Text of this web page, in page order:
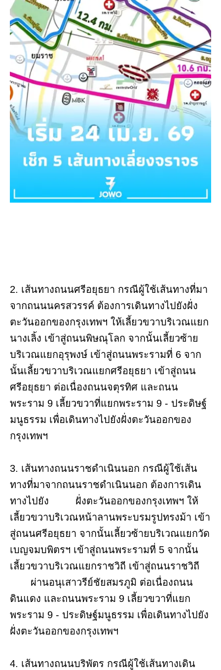
2. เส้นทางถนนศรีอยุธยา กรณีผู้ใช้เส้นทางที่มา
จากถนนนครสวรรค์ ต้องการเดินทางไปยังฝั่ง
ตะวันออกของกรุงเทพฯ ให้เลี้ยวขวาบริเวณแยก
นางเลิ้ง เข้าสู่ถนนพิษณุโลก จากนั้นเลี้ยวซ้าย
บริเวณแยกอุรุพงษ์ เข้าสู่ถนนพระรามที่ 6 จาก
นั้นเลี้ยวขวาบริเวณแยกศรีอยุธยา เข้าสู่ถนน
ศรีอยุธยา ต่อเนื่องถนนจตุรทิศ และถนน
พระราม 9 เลี้ยวขวาที่แยกพระราม 9 - ประดิษฐ์
มนูธรรม เพื่อเดินทางไปยังฝั่งตะวันออกของ
กรุงเทพฯ
3. เส้นทางถนนราชดำเนินนอก กรณีผู้ใช้เส้น
ทางที่มาจากถนนราชดำเนินนอก ต้องการเดิน
ทางไปยัง ฝั่งตะวันออกของกรุงเทพฯ ให้
เลี้ยวขวาบริเวณหน้าลานพระบรมรูปทรงม้า เข้า
สู่ถนนศรีอยุธยา จากนั้นเลี้ยวซ้ายบริเวณแยกวัด
เบญจมบพิตรฯ เข้าสู่ถนนพระรามที่ 5 จากนั้น
เลี้ยวขวาบริเวณแยกราชวิถี เข้าสู่ถนนราชวิถี
ผ่านอนุเสาวรีย์ชัยสมรภูมิ ต่อเนื่องถนน
ดินแดง และถนนพระราม 9 เลี้ยวขวาที่แยก
พระราม 9 - ประดิษฐ์มนูธรรม เพื่อเดินทางไปยัง
ฝั่งตะวันออกของกรุงเทพฯ
4. เส้นทางถนนบริพัตร กรณีผู้ใช้เส้นทางเดิน